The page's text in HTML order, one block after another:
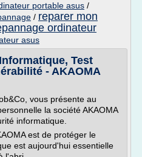
portable asus /
/ reparer mon
ordinateur
asus
Test
- AKAOMA
vous présente au
la société AKAOMA
informatique.
est de protéger le
est aujourd'hui essentielle